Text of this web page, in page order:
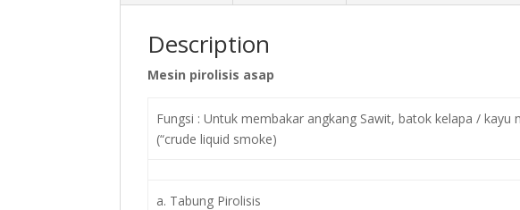
Description
Mesin pirolisis asap
Fungsi : Untuk membakar angkang Sawit, batok kelapa /
(“crude liquid smoke)
a. Tabung Pirolisis